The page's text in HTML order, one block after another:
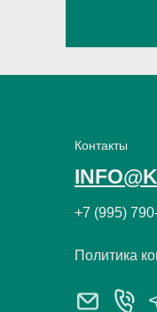
Контакты
+7 (995)
Политика